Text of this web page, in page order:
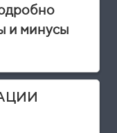
и минусы